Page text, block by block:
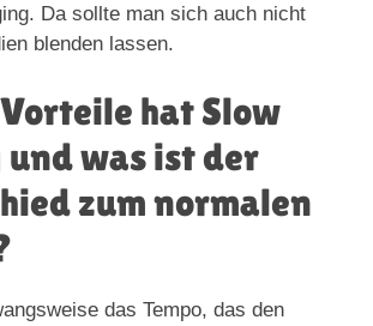
Da sollte man sich auch nicht
blenden lassen.
hat Slow
was ist der
zum normalen
das Tempo, das den